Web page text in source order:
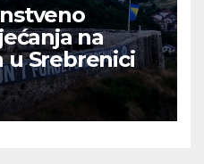
na
u Srebrenici